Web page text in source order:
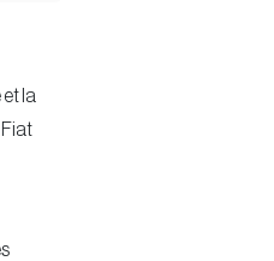
la
Fiat